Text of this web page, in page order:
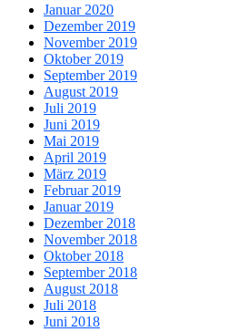
Januar 2020
Dezember 2019
November 2019
Oktober 2019
September 2019
August 2019
Juli 2019
Juni 2019
Mai 2019
April 2019
März 2019
Februar 2019
Januar 2019
Dezember 2018
November 2018
Oktober 2018
September 2018
August 2018
Juli 2018
Juni 2018